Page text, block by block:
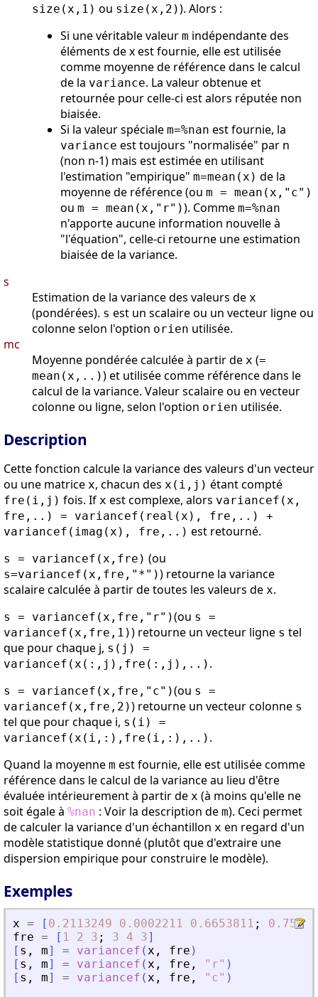
size(x,1) ou size(x,2)). Alors :
Si une véritable valeur m indépendante des
éléments de x est fournie, elle est utilisée
comme moyenne de référence dans le calcul
de la variance. La valeur obtenue et
retournée pour celle-ci est alors réputée non
biaisée.
Si la valeur spéciale m=%nan est fournie, la
variance est toujours "normalisée" par n
(non n-1) mais est estimée en utilisant
l'estimation "empirique" m=mean(x) de la
moyenne de référence (ou m = mean(x,"c")
ou m = mean(x,"r")). Comme m=%nan
n'apporte aucune information nouvelle à
"l'équation", celle-ci retourne une estimation
biaisée de la variance.
s
Estimation de la variance des valeurs de x
(pondérées). s est un scalaire ou un vecteur ligne ou
colonne selon l'option orien utilisée.
mc
Moyenne pondérée calculée à partir de x (=
mean(x,..)) et utilisée comme référence dans le
calcul de la variance. Valeur scalaire ou en vecteur
colonne ou ligne, selon l'option orien utilisée.
Description
Cette fonction calcule la variance des valeurs d'un vecteur
ou une matrice x, chacun des x(i,j) étant compté
fre(i,j) fois. If x est complexe, alors variancef(x,
fre,..) = variancef(real(x), fre,..) +
variancef(imag(x), fre,..) est retourné.
s = variancef(x,fre) (ou
s=variancef(x,fre,"*")) retourne la variance
scalaire calculée à partir de toutes les valeurs de x.
s = variancef(x,fre,"r")(ou s =
variancef(x,fre,1)) retourne un vecteur ligne s tel
que pour chaque j, s(j) =
variancef(x(:,j),fre(:,j),..) .
s = variancef(x,fre,"c")(ou s =
variancef(x,fre,2)) retourne un vecteur colonne s
tel que pour chaque i, s(i) =
variancef(x(i,:),fre(i,:),..) .
Quand la moyenne m est fournie, elle est utilisée comme
référence dans le calcul de la variance au lieu d'être
évaluée intérieurement à partir de x (à moins qu'elle ne
soit égale à %nan : Voir la description de m). Ceci permet
de calculer la variance d'un échantillon x en regard d'un
modèle statistique donné (plutôt que d'extraire une
dispersion empirique pour construire le modèle).
Exemples
x = [ 0.2113249 0.0002211 0.6653811 ;
fre = [ 1 2 3 ; 3 4 3]
[ s , m] = variancef (x , fre )
[ s , m] = variancef (x , fre , " r" )
[ s , m] = variancef (x , fre , " c" )